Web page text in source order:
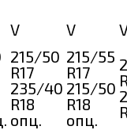
V V
215/50
R17
235/40
R18
опц.
215/55
R17
215/50
R18
опц.